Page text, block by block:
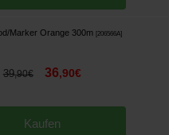
Marker Orange 300m 206566A]
39,90€ 36,90€
Kaufen